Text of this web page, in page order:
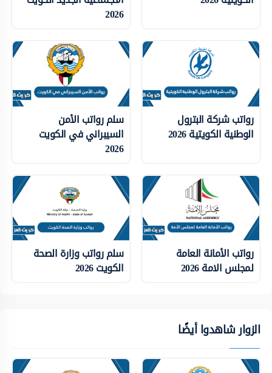
2026
رواتب شركة البترول
الوطنية الكويتية 2026
سلم رواتب الأمن
السيبراني في الكويت
2026
رواتب الأمانة العامة
لمجلس الامة 2026
سلم رواتب وزارة الصحة
الكويت 2026
الزوار شاهدوا أيضًا